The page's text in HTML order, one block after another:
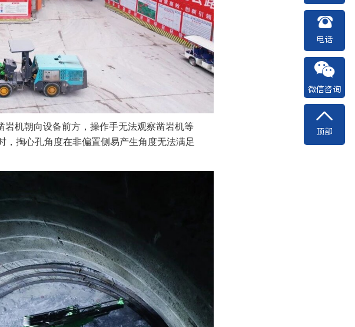
机朝向设备前方，操作手无法观察凿岩机等
掏心孔角度在非偏置侧易产生角度无法满足
电话
微信咨询
顶部